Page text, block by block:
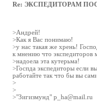
Re: ЭКСПЕДИТОРАМ
>Андрей!
>Как я Вас понимаю!
>у нас такая же хрень!
к мнению что экспедиторов
>надоела эта кутерьма!
>Госпда экспедиторы если
работайте так что бы вы
>
>
>"Зигизмунд" p_ha@mail.ru